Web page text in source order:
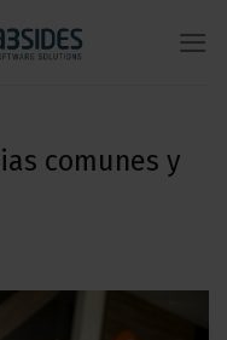
comunes y